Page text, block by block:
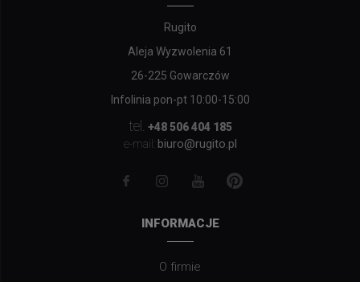
Rugito
Aleja Wyzwolenia 61
26-225 Gowarczów
Infolinia pon-pt 10:00-15:00
tel. +48 506 404 185
e-mail: biuro@rugito.pl
INFORMACJE
O firmie